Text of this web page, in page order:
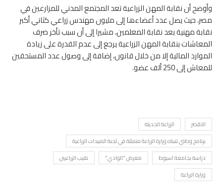
وأوضح أن نقابة المهن الزراعية تعد المجتمع المدني للمزارعين في
مصر، حيث يصل عدد أعضاءها إلى مليون مهندس زراعي كثاني أكبر
نقابة مهنية بعد نقابة المعلمين، مشيرا إلى أن سبب تأخر صرف
المعاشات بنقابة المهن الزراعية يرجع إلى عدم القدرة على زيادة
الموارد المالية إلا من خلال قانون، إضافة إلى وصول عدد المستحقين
للمعاش إلى 250 ألف عضو.
الاقصر
الزراعة الحديثة
برنامج وطني تتبناه وزارة الزراعة متمثلة في لجنة المبيدات الزراعية
دراسة بجامعة اسيوط
معرض "الوادي"
نقيب الزراعيين
وزارة الزراعة